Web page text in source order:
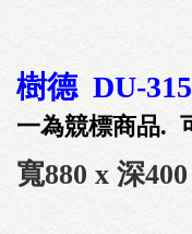
樹德 DU-
一為競標商品.
寬880 x 深